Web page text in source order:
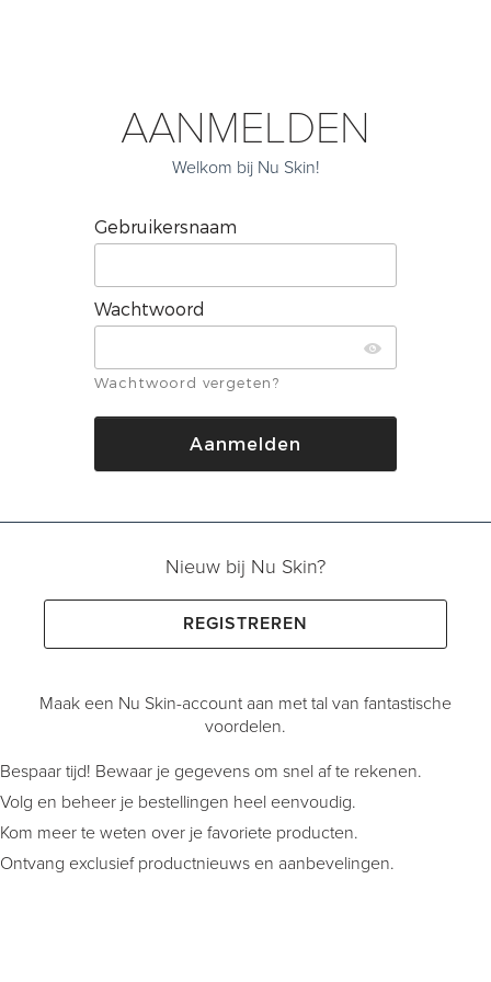
AANMELDEN
Welkom bij Nu Skin!
Gebruikersnaam
Wachtwoord
Wachtwoord vergeten?
Nieuw bij Nu Skin?
REGISTREREN
Maak een Nu Skin-account aan met tal van fantastische
voordelen.
Bespaar tijd! Bewaar je gegevens om snel af te rekenen.
Volg en beheer je bestellingen heel eenvoudig.
Kom meer te weten over je favoriete producten.
Ontvang exclusief productnieuws en aanbevelingen.